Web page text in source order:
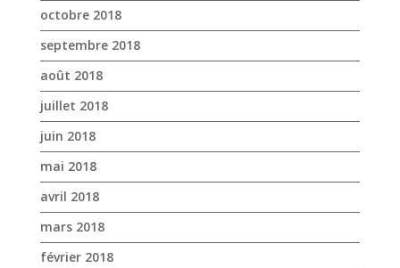
octobre 2018
septembre 2018
août 2018
juillet 2018
juin 2018
mai 2018
avril 2018
mars 2018
février 2018